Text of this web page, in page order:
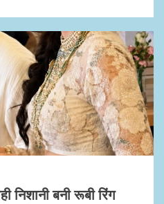
निशानी बनी रूबी रिंग